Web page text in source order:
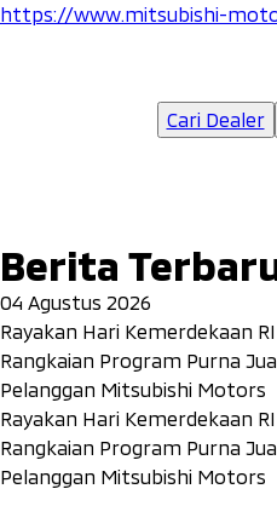
https://www.mitsubishi-
Cari Dealer
Berita
04 Agustus 2026
Rayakan Hari Kemerdekaan
Rangkaian Program Purna
Pelanggan Mitsubishi Motors
Rayakan Hari Kemerdekaan
Rangkaian Program Purna
Pelanggan Mitsubishi Motors